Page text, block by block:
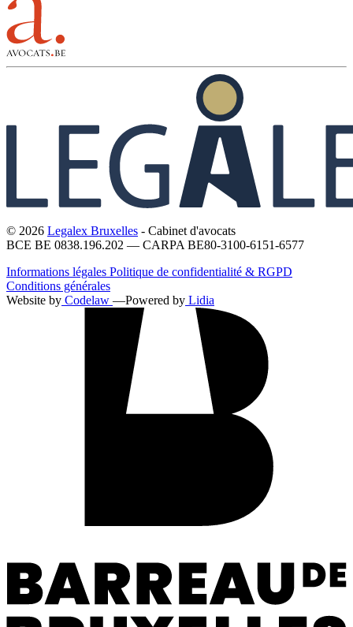
© 2026 Legalex Bruxelles - Cabinet d'avocats
BCE BE 0838.196.202 — CARPA BE80-3100-6151-6577
Informations légales Politique de confidentialité & RGPD
Conditions générales
Website by Codelaw —Powered by Lidia